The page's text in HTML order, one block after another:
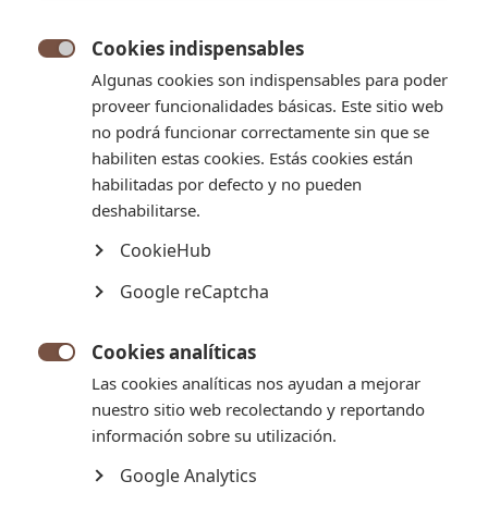
SÁNDWICHES DE MIGA
Mostrando 1-12 de 15 artículo(s)
Cookies indispensables
Algunas cookies son indispensables para poder
proveer funcionalidades básicas. Este sitio web
no podrá funcionar correctamente sin que se
habiliten estas cookies. Estás cookies están
habilitadas por defecto y no pueden
deshabilitarse.
CookieHub
Google reCaptcha
Cookies analíticas
Las cookies analíticas nos ayudan a mejorar
nuestro sitio web recolectando y reportando
información sobre su utilización.
Google Analytics